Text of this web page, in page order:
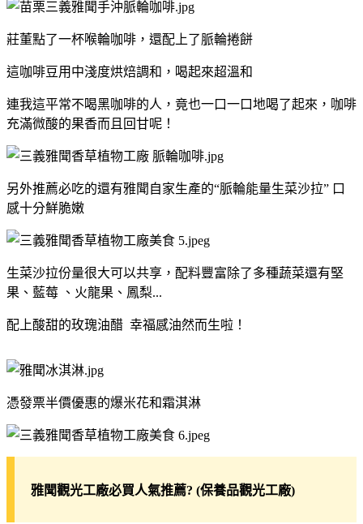
莊董點了一杯喉輪咖啡，還配上了脈輪捲餅
這咖啡豆用中淺度烘焙調和，喝起來超溫和
連我這平常不喝黑咖啡的人，竟也一口一口地喝了起來，咖啡
充滿微酸的果香而且回甘呢！
另外推薦必吃的還有雅聞自家生產的“脈輪能量生菜沙拉” 口
感十分鮮脆嫩
生菜沙拉份量很大可以共享，配料豐富除了多種蔬菜還有堅
果、藍莓 、火龍果、鳳梨...
配上酸甜的玫瑰油醋 幸福感油然而生啦！
憑發票半價優惠的爆米花和霜淇淋
雅聞觀光工廠必買人氣推薦? (保養品觀光工廠)